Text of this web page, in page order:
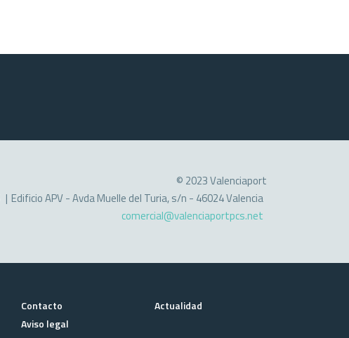
© 2023 Valenciaport
Edificio APV - Avda Muelle del Turia, s/n - 46024 Valencia
comercial@valenciaportpcs.net
Contacto
Actualidad
Aviso legal